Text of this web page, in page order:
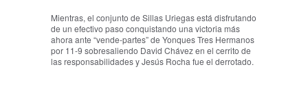
Mientras, el conjunto de Sillas Uriegas está disfrutando
de un efectivo paso conquistando una victoria más
ahora ante “vende-partes” de Yonques Tres Hermanos
por 11-9 sobresaliendo David Chávez en el cerrito de
las responsabilidades y Jesús Rocha fue el derrotado.